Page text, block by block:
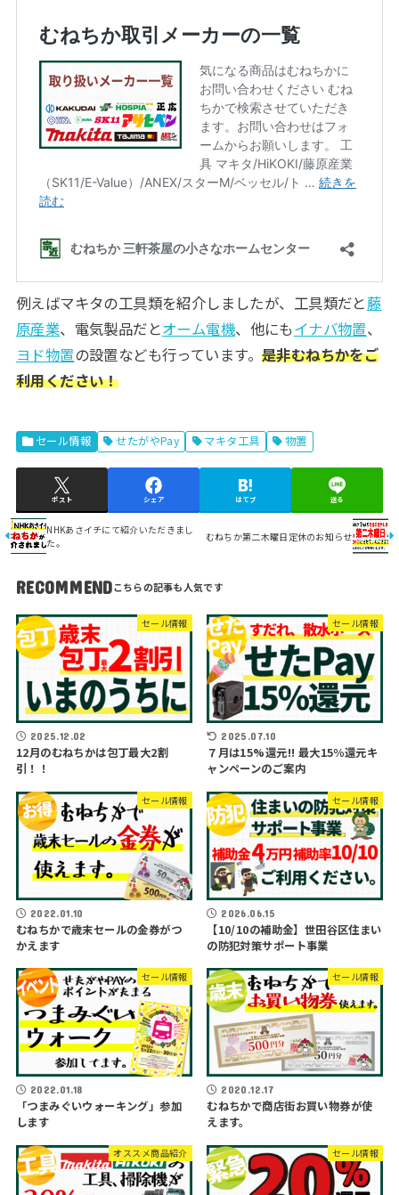
例えばマキタの工具類を紹介しましたが、工具類だと藤
原産業、電気製品だとオーム電機、他にもイナバ物置、
ヨド物置の設置なども行っています。 是非むねちかをご
利用ください！
セール情報 せたがやPay マキタ工具 物置
ポスト シェア はてブ 送る
NHKあさイチにて紹介いただきまし
た。
むねちか第二木曜日定休のお知らせ
RECOMMEND
セール情報
2025.12.02
12月のむねちかは包丁最大2割
引！！
セール情報
2025.07.10
７月は15%還元!! 最大15％還元キ
ャンペーンのご案内
セール情報
2022.01.10
むねちかで歳末セールの金券がつ
かえます
セール情報
2026.06.15
【10/10の補助金】世田谷区住まい
の防犯対策サポート事業
セール情報
2022.01.18
「つまみぐいウォーキング」参加
します
セール情報
2020.12.17
むねちかで商店街お買い物券が使
えます。
オススメ商品紹介 セール情報